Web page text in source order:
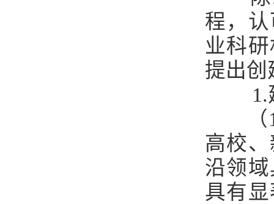
程，
业科
提出创
1.
高校、
沿领
具有